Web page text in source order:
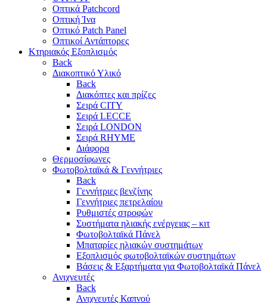
Οπτικά Patchcord
Οπτική Ίνα
Οπτικό Patch Panel
Οπτικοί Αντάπτορες
Κτηριακός Εξοπλισμός
Back
Διακοπτικό Υλικό
Back
Διακόπτες και πρίζες
Σειρά CITY
Σειρά LECCE
Σειρά LONDON
Σειρά RHYME
Διάφορα
Θερμοσίφωνες
Φωτοβολταϊκά & Γεννήτριες
Back
Γεννήτριες βενζίνης
Γεννήτριες πετρελαίου
Ρυθμιστές στροφών
Συστήματα ηλιακής ενέργειας – κιτ
Φωτοβολταϊκά Πάνελ
Μπαταρίες ηλιακών συστημάτων
Εξοπλισμός φωτοβολταϊκών συστημάτων
Βάσεις & Εξαρτήματα για Φωτοβολταϊκά Πάνελ
Ανιχνευτές
Back
Ανιχνευτές Καπνού